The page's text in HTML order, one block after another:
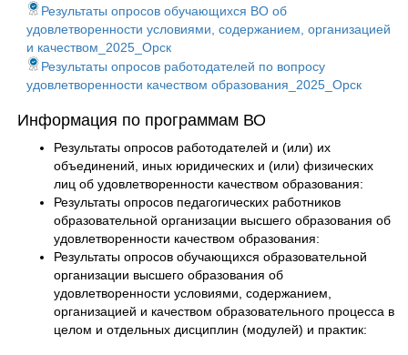
Результаты опросов обучающихся ВО об
удовлетворенности условиями, содержанием, организацией
и качеством_2025_Орск
Результаты опросов работодателей по вопросу
удовлетворенности качеством образования_2025_Орск
Информация по программам ВО
Результаты опросов работодателей и (или) их
объединений, иных юридических и (или) физических
лиц об удовлетворенности качеством образования:
Результаты опросов педагогических работников
образовательной организации высшего образования об
удовлетворенности качеством образования:
Результаты опросов обучающихся образовательной
организации высшего образования об
удовлетворенности условиями, содержанием,
организацией и качеством образовательного процесса в
целом и отдельных дисциплин (модулей) и практик: